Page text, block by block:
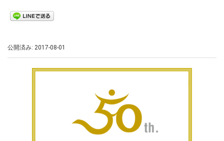
公開済み: 2017-08-01